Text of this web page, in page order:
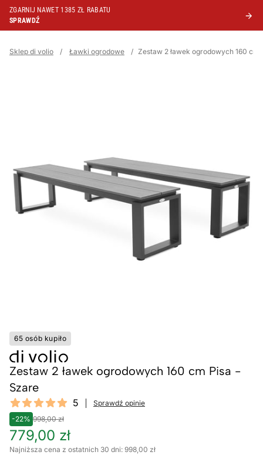
ZGARNIJ NAWET 1385 ZŁ RABATU
SPRAWDŹ
Sklep di volio / Ławki ogrodowe / Zestaw 2 ławek ogrodowych 160 cm
65 osób kupiło
Zestaw 2 ławek ogrodowych 160 cm Pisa -
Szare
Reviews
5 out of 5 stars 5
Sprawdź opinie
-22% 998,00 zł
779,00 zł
Najniższa cena z ostatnich 30 dni: 998,00 zł